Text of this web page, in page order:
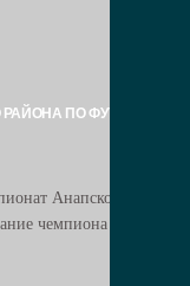
ПО ФУТБОЛУ –
Анапского
чемпиона сразятся